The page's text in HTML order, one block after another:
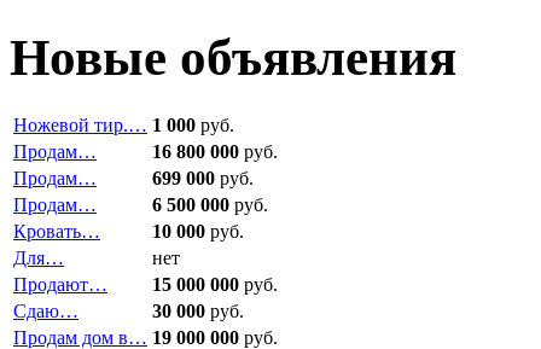
Новые объявления
Ножевой тир.… 1 000 руб.
Продам…
16 800 000 руб.
Продам…
699 000 руб.
Продам…
6 500 000 руб.
Кровать…
10 000 руб.
Для…
нет
Продают…
15 000 000 руб.
Сдаю…
30 000 руб.
Продам дом в… 19 000 000 руб.